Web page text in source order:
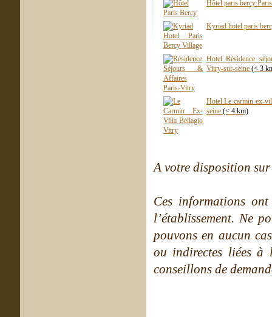
Hôtel paris bercy
Kyriad hotel paris
Hotel Résidence
Vitry-sur-seine (< 3
Hotel Le carmin ex-
seine (< 4 km)
A votre disposition
Ces informations
l’établissement. Ne
pouvons en aucun
ou indirectes liées à
conseillons de